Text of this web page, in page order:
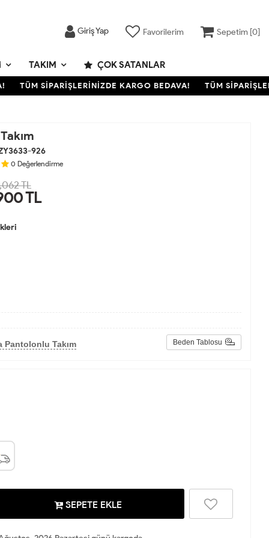
Giriş Yap Favorilerim Sepetim [0]
TAKIM ÇOK SATANLAR
TÜM SİPARİŞLERİNİZDE KARGO BEDAVA! TÜM
926
0 Değerlendirme
TL
TL
Pantolonlu Takım Beden Tablosu
SEPETE EKLE